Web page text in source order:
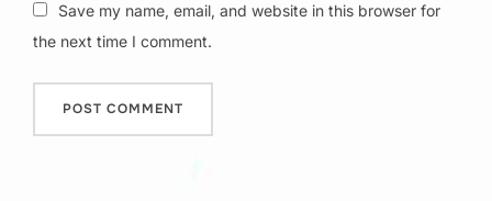
Save my name, email, and website in this browser for
the next time I comment.